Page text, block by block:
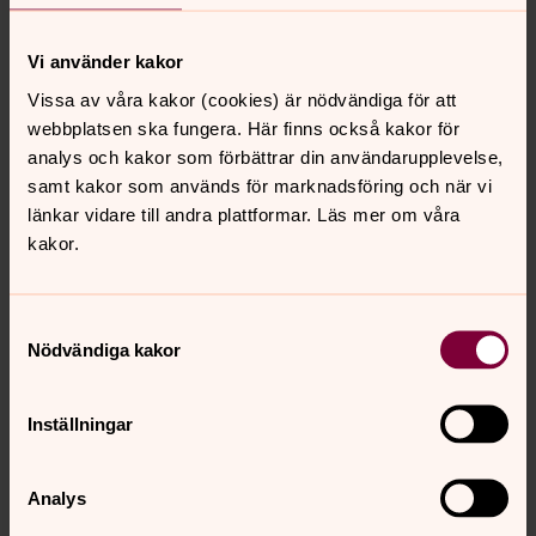
Vi använder kakor
Vissa av våra kakor (cookies) är nödvändiga för att
webbplatsen ska fungera. Här finns också kakor för
analys och kakor som förbättrar din användarupplevelse,
samt kakor som används för marknadsföring och när vi
länkar vidare till andra plattformar. Läs mer om våra
kakor.
Nödvändiga kakor
Inställningar
Analys
växande gruppen äldre.